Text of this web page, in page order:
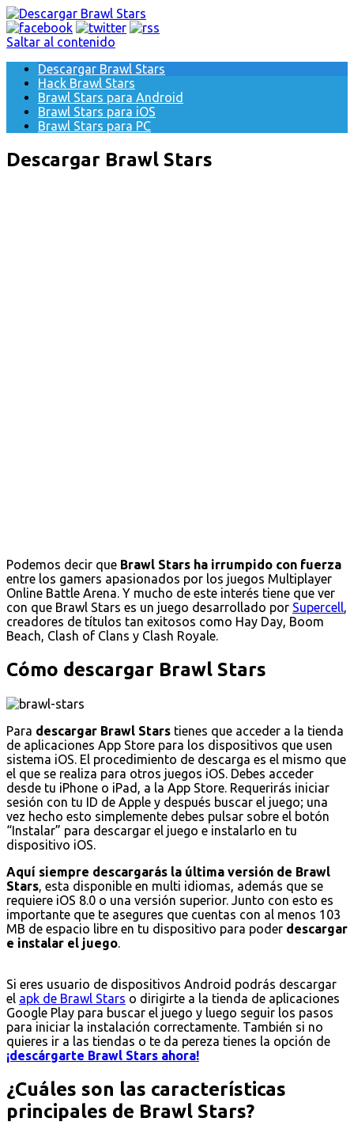
Saltar al contenido
Descargar Brawl Stars
Hack Brawl Stars
Brawl Stars para Android
Brawl Stars para iOS
Brawl Stars para PC
Descargar Brawl Stars
Podemos decir que Brawl Stars ha irrumpido con fuerza
entre los gamers apasionados por los juegos Multiplayer
Online Battle Arena. Y mucho de este interés tiene que ver
con que Brawl Stars es un juego desarrollado por Supercell,
creadores de títulos tan exitosos como Hay Day, Boom
Beach, Clash of Clans y Clash Royale.
Cómo descargar Brawl Stars
Para descargar Brawl Stars tienes que acceder a la tienda
de aplicaciones App Store para los dispositivos que usen
sistema iOS. El procedimiento de descarga es el mismo que
el que se realiza para otros juegos iOS. Debes acceder
desde tu iPhone o iPad, a la App Store. Requerirás iniciar
sesión con tu ID de Apple y después buscar el juego; una
vez hecho esto simplemente debes pulsar sobre el botón
“Instalar” para descargar el juego e instalarlo en tu
dispositivo iOS.
Aquí siempre descargarás la última versión de Brawl
Stars, esta disponible en multi idiomas, además que se
requiere iOS 8.0 o una versión superior. Junto con esto es
importante que te asegures que cuentas con al menos 103
MB de espacio libre en tu dispositivo para poder descargar
e instalar el juego.
Si eres usuario de dispositivos Android podrás descargar
el apk de Brawl Stars o dirigirte a la tienda de aplicaciones
Google Play para buscar el juego y luego seguir los pasos
para iniciar la instalación correctamente. También si no
quieres ir a las tiendas o te da pereza tienes la opción de
¡descárgarte Brawl Stars ahora!
¿Cuáles son las características
principales de Brawl Stars?